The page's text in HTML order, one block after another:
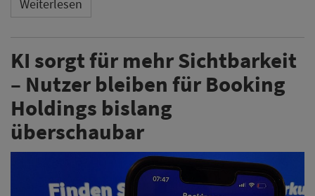
Weiterlesen
KI sorgt für mehr Sichtbarkeit
– Nutzer bleiben für Booking
Holdings bislang
überschaubar